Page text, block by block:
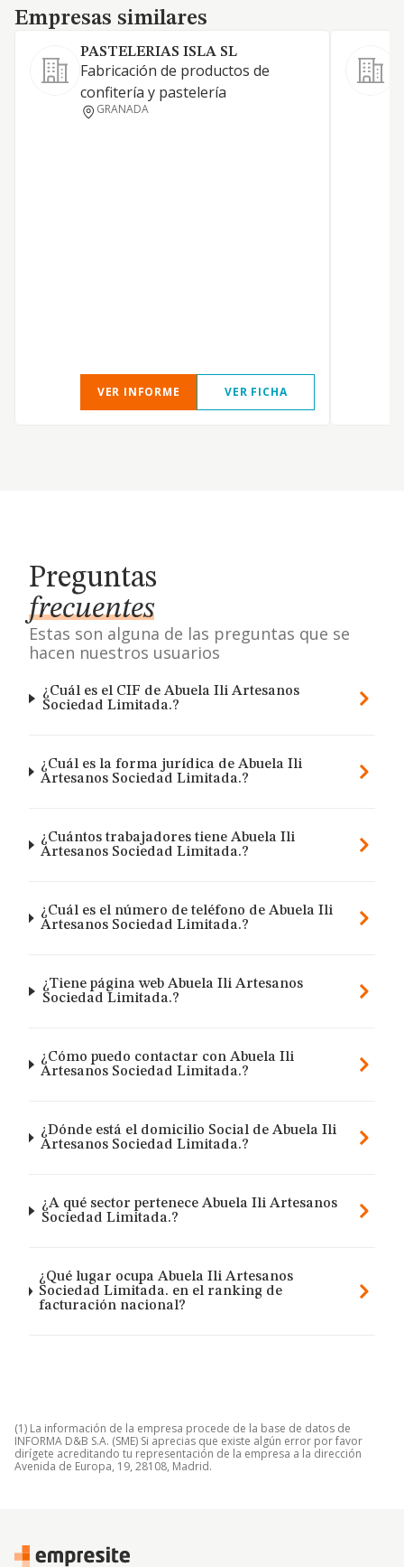
Empresas similares
Empresas similares
PASTELERIAS ISLA SL
Fabricación de productos de
confitería y pastelería
GRANADA
VER INFORME VER FICHA
Preguntas
frecuentes
Estas son alguna de las preguntas que se
hacen nuestros usuarios
¿Cuál es el CIF de Abuela Ili Artesanos
Sociedad Limitada.?
¿Cuál es la forma jurídica de Abuela Ili
Artesanos Sociedad Limitada.?
¿Cuántos trabajadores tiene Abuela Ili
Artesanos Sociedad Limitada.?
¿Cuál es el número de teléfono de Abuela Ili
Artesanos Sociedad Limitada.?
¿Tiene página web Abuela Ili Artesanos
Sociedad Limitada.?
¿Cómo puedo contactar con Abuela Ili
Artesanos Sociedad Limitada.?
¿Dónde está el domicilio Social de Abuela Ili
Artesanos Sociedad Limitada.?
¿A qué sector pertenece Abuela Ili Artesanos
Sociedad Limitada.?
¿Qué lugar ocupa Abuela Ili Artesanos
Sociedad Limitada. en el ranking de
facturación nacional?
(1) La información de la empresa procede de la base de datos de
INFORMA D&B S.A. (SME) Si aprecias que existe algún error por favor
dirígete acreditando tu representación de la empresa a la dirección
Avenida de Europa, 19, 28108, Madrid.